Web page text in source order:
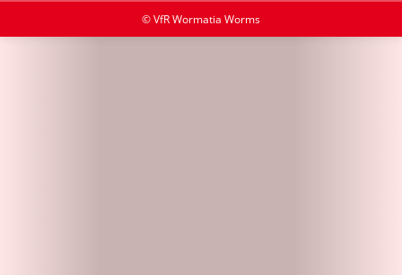
© VfR Wormatia Worms